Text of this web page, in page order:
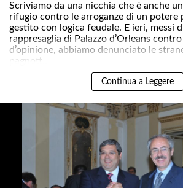
Scriviamo da una nicchia che è anche
rifugio contro le arroganze di un potere
gestito con logica feudale. E ieri, messi
rappresaglia di Palazzo d’Orleans
d’opinione, abbiamo denunciato le
pagnott..
Continua a Leggere